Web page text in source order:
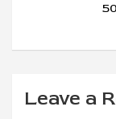
Leave a